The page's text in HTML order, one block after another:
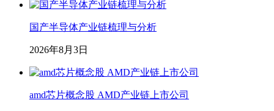
国产半导体产业链梳理与分析
2026年8月3日
amd芯片概念股 AMD产业链上市公司